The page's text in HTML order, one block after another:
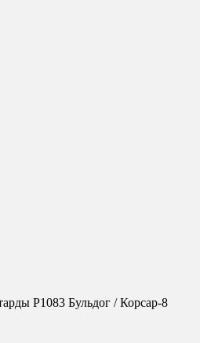
Р1083 Бульдог / Корсар-8